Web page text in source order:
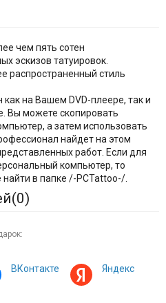
чем пять сотен
эскизов татуировок.
распространенный стиль
на Вашем DVD-плеере, так и
Вы можете скопировать
а затем использовать
найдет на этом
работ. Если для
компьютер, то
в папке /-PCTattoo-/.
0)
ВКонтакте Яндекс